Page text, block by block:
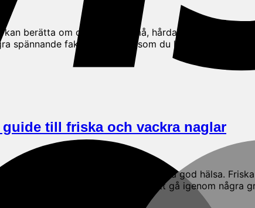
berätta om oss? Dessa små, hårda plattor på
spännande fakta om naglar som du kanske inte
till friska och vackra naglar
det är också en bra indikation på god hälsa.
I detta blogginlägg kommer vi att gå igenom några